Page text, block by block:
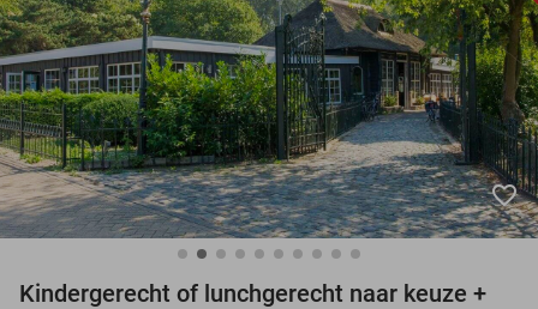
9,4 op basis van206.160 reviews
Ontdek 15.000+ deals
7 dagen per week beschikbaar
10+ miljoen leden
favorite_border
Kindergerecht of lunchgerecht naar keuze +